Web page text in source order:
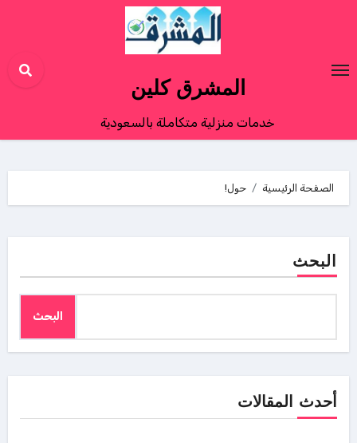
المشرق كلين
خدمات منزلية متكاملة بالسعودية
الصفحة الرئيسية حول!
البحث
البحث
أحدث المقالات